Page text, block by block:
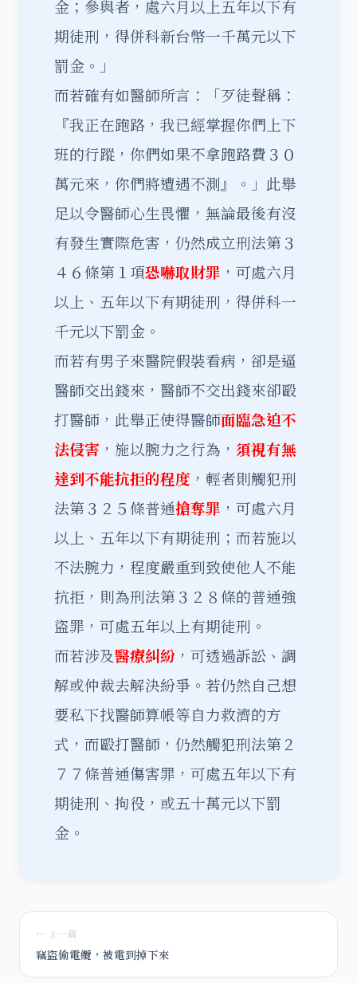
金；參與者，處六月以上五年以下有
期徒刑，得併科新台幣一千萬元以下
罰金。」
而若確有如醫師所言：「歹徒聲稱：
『我正在跑路，我已經掌握你們上下
班的行蹤，你們如果不拿跑路費３０
萬元來，你們將遭遇不測』。」此舉
足以令醫師心生畏懼，無論最後有沒
有發生實際危害，仍然成立刑法第３
４６條第１項恐嚇取財罪 ，可處六月
以上、五年以下有期徒刑，得併科一
千元以下罰金。
而若有男子來醫院假裝看病，卻是逼
醫師交出錢來，醫師不交出錢來卻毆
打醫師，此舉正使得醫師面臨急迫不
法侵害 ，施以腕力之行為， 須視有無
達到不能抗拒的程度 ，輕者則觸犯刑
法第３２５條普通搶奪罪 ，可處六月
以上、五年以下有期徒刑；而若施以
不法腕力，程度嚴重到致使他人不能
抗拒，則為刑法第３２８條的普通強
盜罪，可處五年以上有期徒刑。
而若涉及醫療糾紛 ，可透過訴訟、調
解或仲裁去解決紛爭。若仍然自己想
要私下找醫師算帳等自力救濟的方
式，而毆打醫師，仍然觸犯刑法第２
７７條普通傷害罪，可處五年以下有
期徒刑、拘役，或五十萬元以下罰
金。
← 上一篇
竊盜偷電纜，被電到掉下來